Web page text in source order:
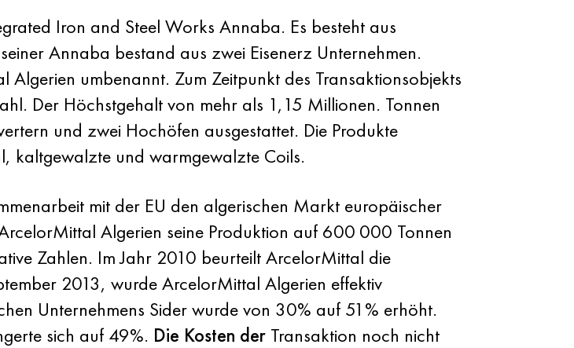
Iron and Steel Works Annaba. Es besteht aus
Annaba bestand aus zwei Eisenerz Unternehmen.
umbenannt. Zum Zeitpunkt des Transaktionsobjekts
Der Höchstgehalt von mehr als 1,15 Millionen. Tonnen
und zwei Hochöfen ausgestattet. Die Produkte
kaltgewalzte und warmgewalzte Coils.
mit der EU den algerischen Markt europäischer
Algerien seine Produktion auf 600 000 Tonnen
Zahlen. Im Jahr 2010 beurteilt ArcelorMittal die
2013, wurde ArcelorMittal Algerien effektiv
Unternehmens Sider wurde von 30% auf 51% erhöht.
sich auf 49%. Die Kosten derTransaktion noch nicht